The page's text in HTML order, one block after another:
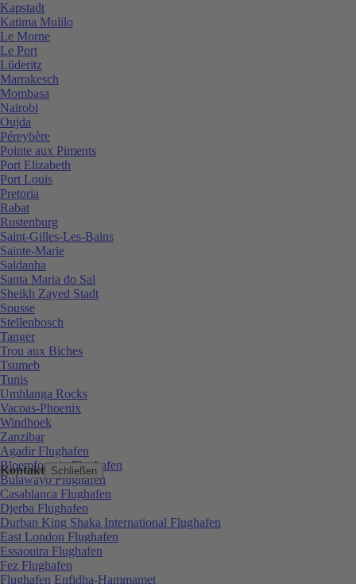
Kontakt Schließen
Kapstadt
Katima Mulilo
Le Morne
Le Port
Lüderitz
Marrakesch
Mombasa
Nairobi
Oujda
Péreybère
Pointe aux Piments
Port Elizabeth
Port Louis
Pretoria
Rabat
Rustenburg
Saint-Gilles-Les-Bains
Sainte-Marie
Saldanha
Santa Maria do Sal
Sheikh Zayed Stadt
Sousse
Stellenbosch
Tanger
Trou aux Biches
Tsumeb
Tunis
Umhlanga Rocks
Vacoas-Phoenix
Windhoek
Zanzibar
Agadir Flughafen
Bloemfontein Flughafen
Bulawayo Flughafen
Casablanca Flughafen
Djerba Flughafen
Durban King Shaka International Flughafen
East London Flughafen
Essaouira Flughafen
Fez Flughafen
Flughafen Enfidha-Hammamet